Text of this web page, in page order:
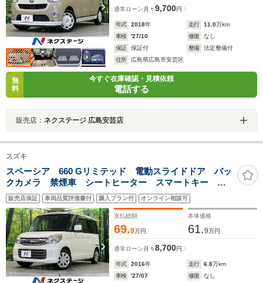
通常ローン 月々9,700円
年式 2018年 走行 11.0万km
車検
'27/10 修復
なし
保証
保証付 整備
法定整備付
住所
広島県広島市安芸区
無
料
今すぐ在庫確認・見積依頼
電話する
販売店： ネクステージ 広島安芸店
スズキ
スペーシア 660 Gリミテッド 電動スライドドア バッ
クカメラ 禁煙車 シートヒーター スマートキー
ETC オートエアコン Bluetooth フルセグ
販売店保証 車両品質評価書付 購入プラン付 オンライン相談可
支払総額
69.8万円
本体価格
61.9万円
通常ローン 月々8,700円
年式 2016年 走行 6.8万km
車検
'27/07 修復
なし